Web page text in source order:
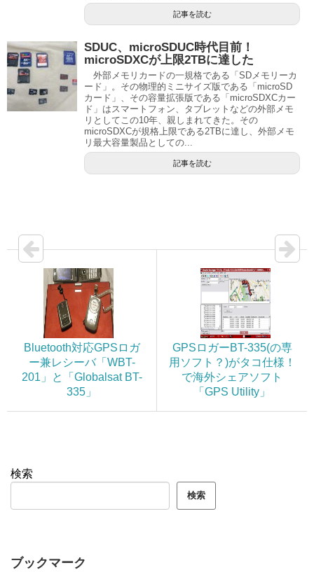
記事を読む
SDUC、microSDUC時代目前！
microSDXCが上限2TBに達した
外部メモリカードの一規格である「SDメモリーカ
ード」。その物理的ミニサイズ版である「microSD
カード」、その容量拡張版である「microSDXCカー
ド」はスマートフォン、タブレットなどの外部メモ
リとしてこの10年、親しまれてきた。その
microSDXCが規格上限である2TBに達し、外部メモ
リ最大容量製品としての...
記事を読む
Bluetooth対応GPSロガ
ー兼レシーバ「WBT-
201」と「Globalsat BT-
335」
GPSロガーBT-335(の専
用ソフト？)がタコ仕様！
で海外シェアソフト
「GPS Utility」
検索
検索
ブックマーク